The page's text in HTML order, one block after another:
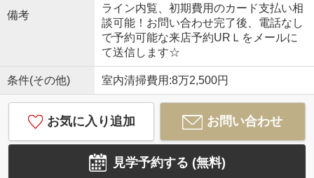
備考
ライン内覧、初期費用のカード支払い相
談可能！お問い合わせ完了後、電話なし
で予約可能な来店予約URＬをメールに
て送信します☆
条件(その他) 室内清掃費用:8万2,500円
お気に入り追加 お問い合わせ
見学予約する (無料)